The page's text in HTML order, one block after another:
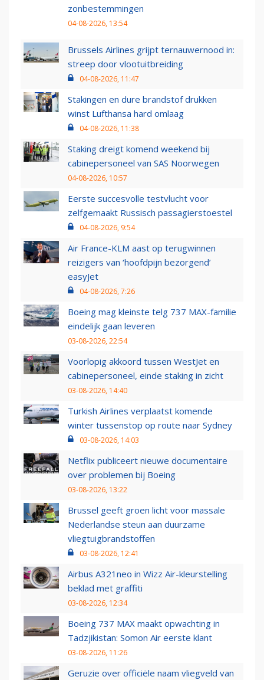
zonbestemmingen
04-08-2026, 13:54
Brussels Airlines grijpt ternauwernood in:
streep door vlootuitbreiding
04-08-2026, 11:47
Stakingen en dure brandstof drukken
winst Lufthansa hard omlaag
04-08-2026, 11:38
Staking dreigt komend weekend bij
cabinepersoneel van SAS Noorwegen
04-08-2026, 10:57
Eerste succesvolle testvlucht voor
zelfgemaakt Russisch passagierstoestel
04-08-2026, 9:54
Air France-KLM aast op terugwinnen
reizigers van ‘hoofdpijn bezorgend’
easyJet
04-08-2026, 7:26
Boeing mag kleinste telg 737 MAX-familie
eindelijk gaan leveren
03-08-2026, 22:54
Voorlopig akkoord tussen WestJet en
cabinepersoneel, einde staking in zicht
03-08-2026, 14:40
Turkish Airlines verplaatst komende
winter tussenstop op route naar Sydney
03-08-2026, 14:03
Netflix publiceert nieuwe documentaire
over problemen bij Boeing
03-08-2026, 13:22
Brussel geeft groen licht voor massale
Nederlandse steun aan duurzame
vliegtuigbrandstoffen
03-08-2026, 12:41
Airbus A321neo in Wizz Air-kleurstelling
beklad met graffiti
03-08-2026, 12:34
Boeing 737 MAX maakt opwachting in
Tadzjikistan: Somon Air eerste klant
03-08-2026, 11:26
Geruzie over officiële naam vliegveld van